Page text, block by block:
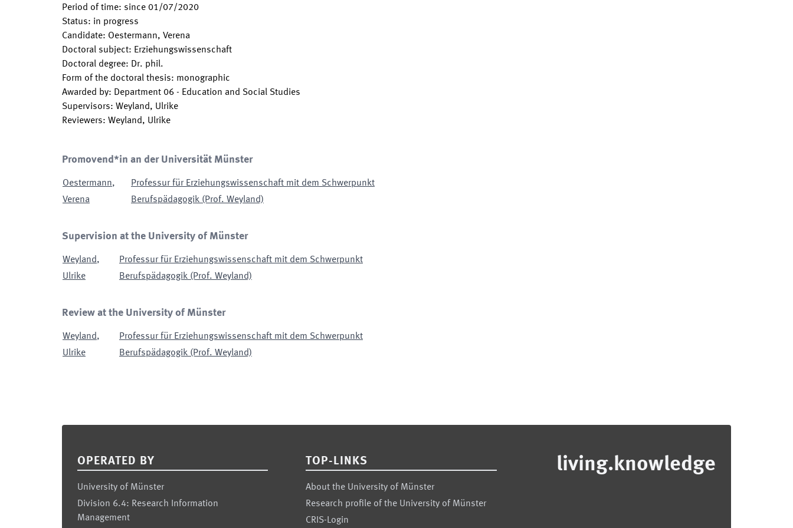
Period of time: since 01/07/2020
Status: in progress
Candidate: Oestermann, Verena
Doctoral subject: Erziehungswissenschaft
Doctoral degree: Dr. phil.
Form of the doctoral thesis: monographic
Awarded by: Department 06 - Education and Social Studies
Supervisors: Weyland, Ulrike
Reviewers: Weyland, Ulrike
Promovend*in an der Universität Münster
Oestermann,
Verena
Professur für Erziehungswissenschaft mit dem Schwerpunkt
Berufspädagogik (Prof. Weyland)
Supervision at the University of Münster
Weyland,
Ulrike
Professur für Erziehungswissenschaft mit dem Schwerpunkt
Berufspädagogik (Prof. Weyland)
Review at the University of Münster
Weyland,
Ulrike
Professur für Erziehungswissenschaft mit dem Schwerpunkt
Berufspädagogik (Prof. Weyland)
OPERATED BY
University of Münster
Division 6.4: Research Information
Management
TOP-LINKS
About the University of Münster
Research profile of the University of Münster
CRIS-Login
living.knowledge